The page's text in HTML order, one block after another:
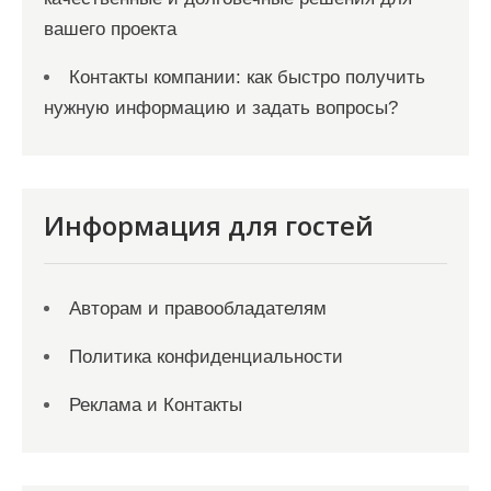
вашего проекта
Контакты компании: как быстро получить
нужную информацию и задать вопросы?
Информация для гостей
Авторам и правообладателям
Политика конфиденциальности
Реклама и Контакты